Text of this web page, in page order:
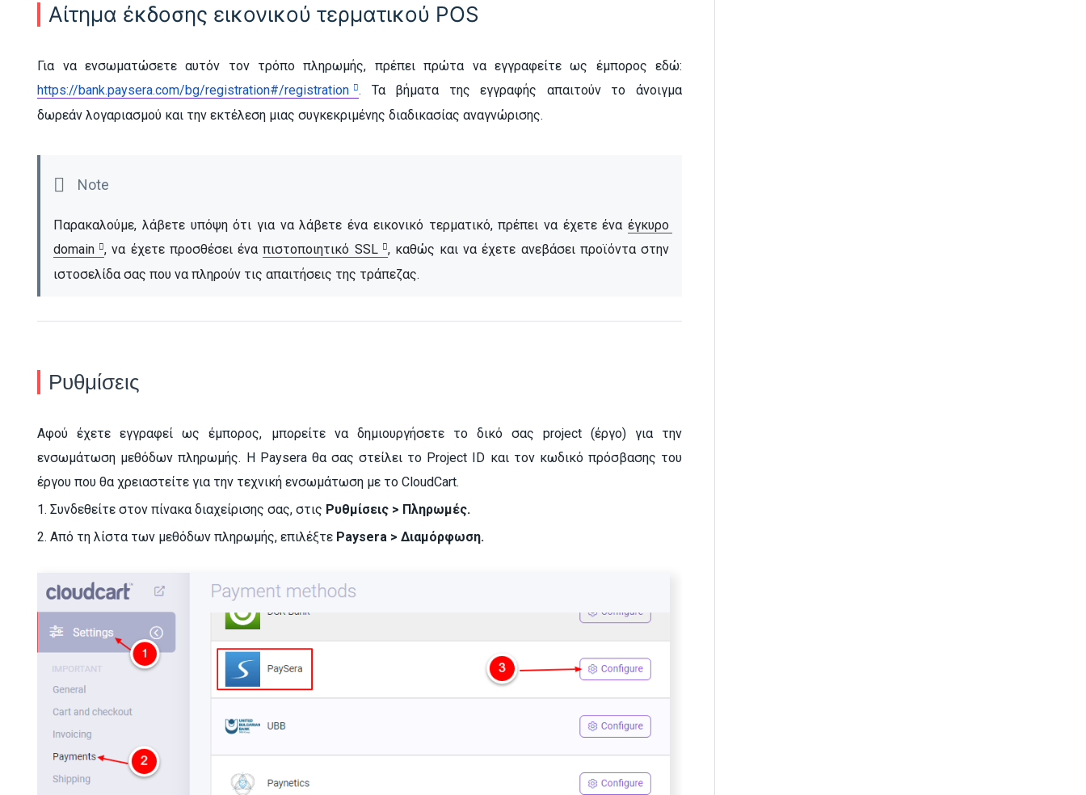
Αίτημα έκδοσης εικονικού τερματικού POS
Για να ενσωματώσετε αυτόν τον τρόπο πληρωμής, πρέπει πρώτα να εγγραφείτε ως έμπορος εδώ:
https://bank.paysera.com/bg/registration#/registration
. Τα βήματα της εγγραφής απαιτούν το άνοιγμα
δωρεάν λογαριασμού και την εκτέλεση μιας συγκεκριμένης διαδικασίας αναγνώρισης.
Παρακαλούμε, λάβετε υπόψη ότι για να λάβετε ένα εικονικό τερματικό, πρέπει να έχετε ένα έγκυρο
domain
, να έχετε προσθέσει ένα πιστοποιητικό SSL
, καθώς και να έχετε ανεβάσει προϊόντα στην
ιστοσελίδα σας που να πληρούν τις απαιτήσεις της τράπεζας.
Ρυθμίσεις
Αφού έχετε εγγραφεί ως έμπορος, μπορείτε να δημιουργήσετε το δικό σας project (έργο) για την
ενσωμάτωση μεθόδων πληρωμής. Η Paysera θα σας στείλει το Project ID και τον κωδικό πρόσβασης του
έργου που θα χρειαστείτε για την τεχνική ενσωμάτωση με το CloudCart.
1.Συνδεθείτε στον πίνακα διαχείρισης σας, στις Ρυθμίσεις > Πληρωμές.
2. Από τη λίστα των μεθόδων πληρωμής, επιλέξτε Paysera > Διαμόρφωση.